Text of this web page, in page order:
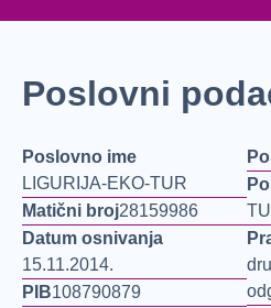
Poslovni
Poslovno ime
LIGURIJA-EKO-TUR
Matični broj28159986
Datum osnivanja
15.11.2014.
PIB108790879